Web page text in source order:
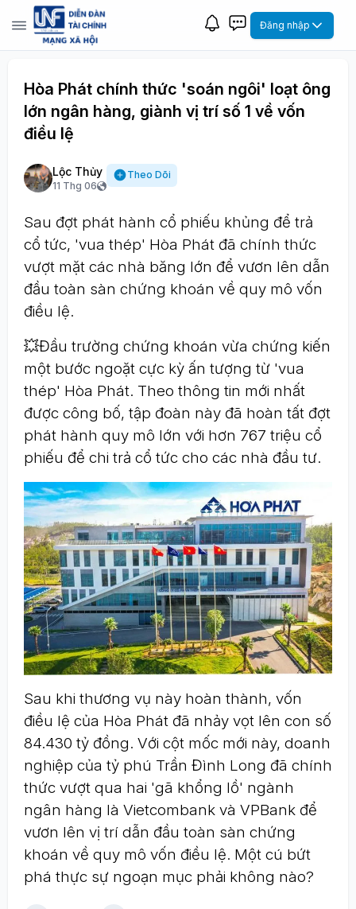
Đăng nhập
Hòa Phát chính thức 'soán ngôi' loạt ông
lớn ngân hàng, giành vị trí số 1 về vốn
điều lệ
Lộc Thủy
11 Thg 06
Theo Dõi
Sau đợt phát hành cổ phiếu khủng để trả
cổ tức, 'vua thép' Hòa Phát đã chính thức
vượt mặt các nhà băng lớn để vươn lên dẫn
đầu toàn sàn chứng khoán về quy mô vốn
điều lệ.
💥Đầu trường chứng khoán vừa chứng kiến
một bước ngoặt cực kỳ ấn tượng từ 'vua
thép' Hòa Phát. Theo thông tin mới nhất
được công bố, tập đoàn này đã hoàn tất đợt
phát hành quy mô lớn với hơn 767 triệu cổ
phiếu để chi trả cổ tức cho các nhà đầu tư.
Sau khi thương vụ này hoàn thành, vốn
điều lệ của Hòa Phát đã nhảy vọt lên con số
84.430 tỷ đồng. Với cột mốc mới này, doanh
nghiệp của tỷ phú Trần Đình Long đã chính
thức vượt qua hai 'gã khổng lồ' ngành
ngân hàng là Vietcombank và VPBank để
vươn lên vị trí dẫn đầu toàn sàn chứng
khoán về quy mô vốn điều lệ. Một cú bứt
phá thực sự ngoạn mục phải không nào?